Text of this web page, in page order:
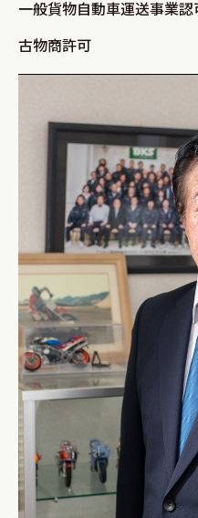
一般貨物自動車運送事業認
古物商許可